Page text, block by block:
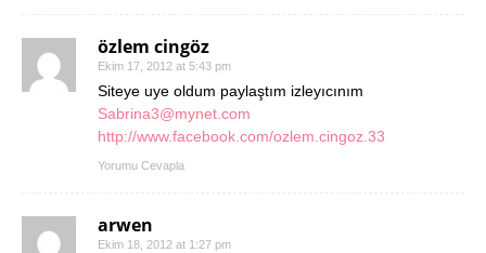
özlem cingöz
Ekim 17, 2012 at 5:43 pm
Siteye uye oldum paylaştım izleyıcınım
Sabrina3@mynet.com
http://www.facebook.com/ozlem.cingoz.33
Yorumu Cevapla
arwen
Ekim 18, 2012 at 1:27 pm